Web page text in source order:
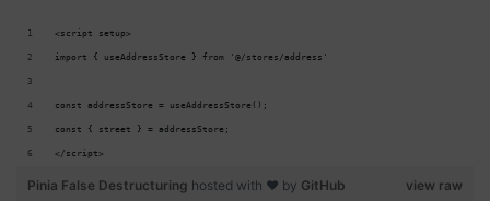
<script setup>
import { useAddressStore } from '@/stores/address'
const addressStore = useAddressStore();
const { street } = addressStore;
</script>
view raw
Pinia False Destructuring hosted with ❤ by GitHub